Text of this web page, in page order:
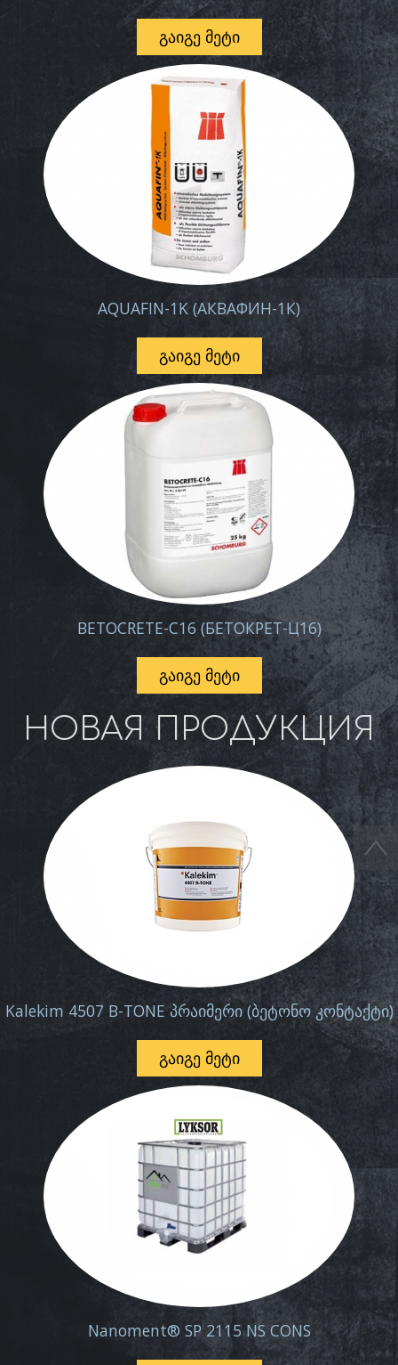
ᲒᲐᲘᲒᲔ ᲛᲔᲢᲘ
AQUAFIN-1K (АКВАФИН-1К)
ᲒᲐᲘᲒᲔ ᲛᲔᲢᲘ
BETOCRETE-C16 (БЕТОКРЕТ-Ц16)
ᲒᲐᲘᲒᲔ ᲛᲔᲢᲘ
НОВАЯ ПРОДУКЦИЯ
Kalekim 4507 B-TONE პრაიმერი (ბეტონო კონტაქტი)
ᲒᲐᲘᲒᲔ ᲛᲔᲢᲘ
Nanoment® SP 2115 NS CONS